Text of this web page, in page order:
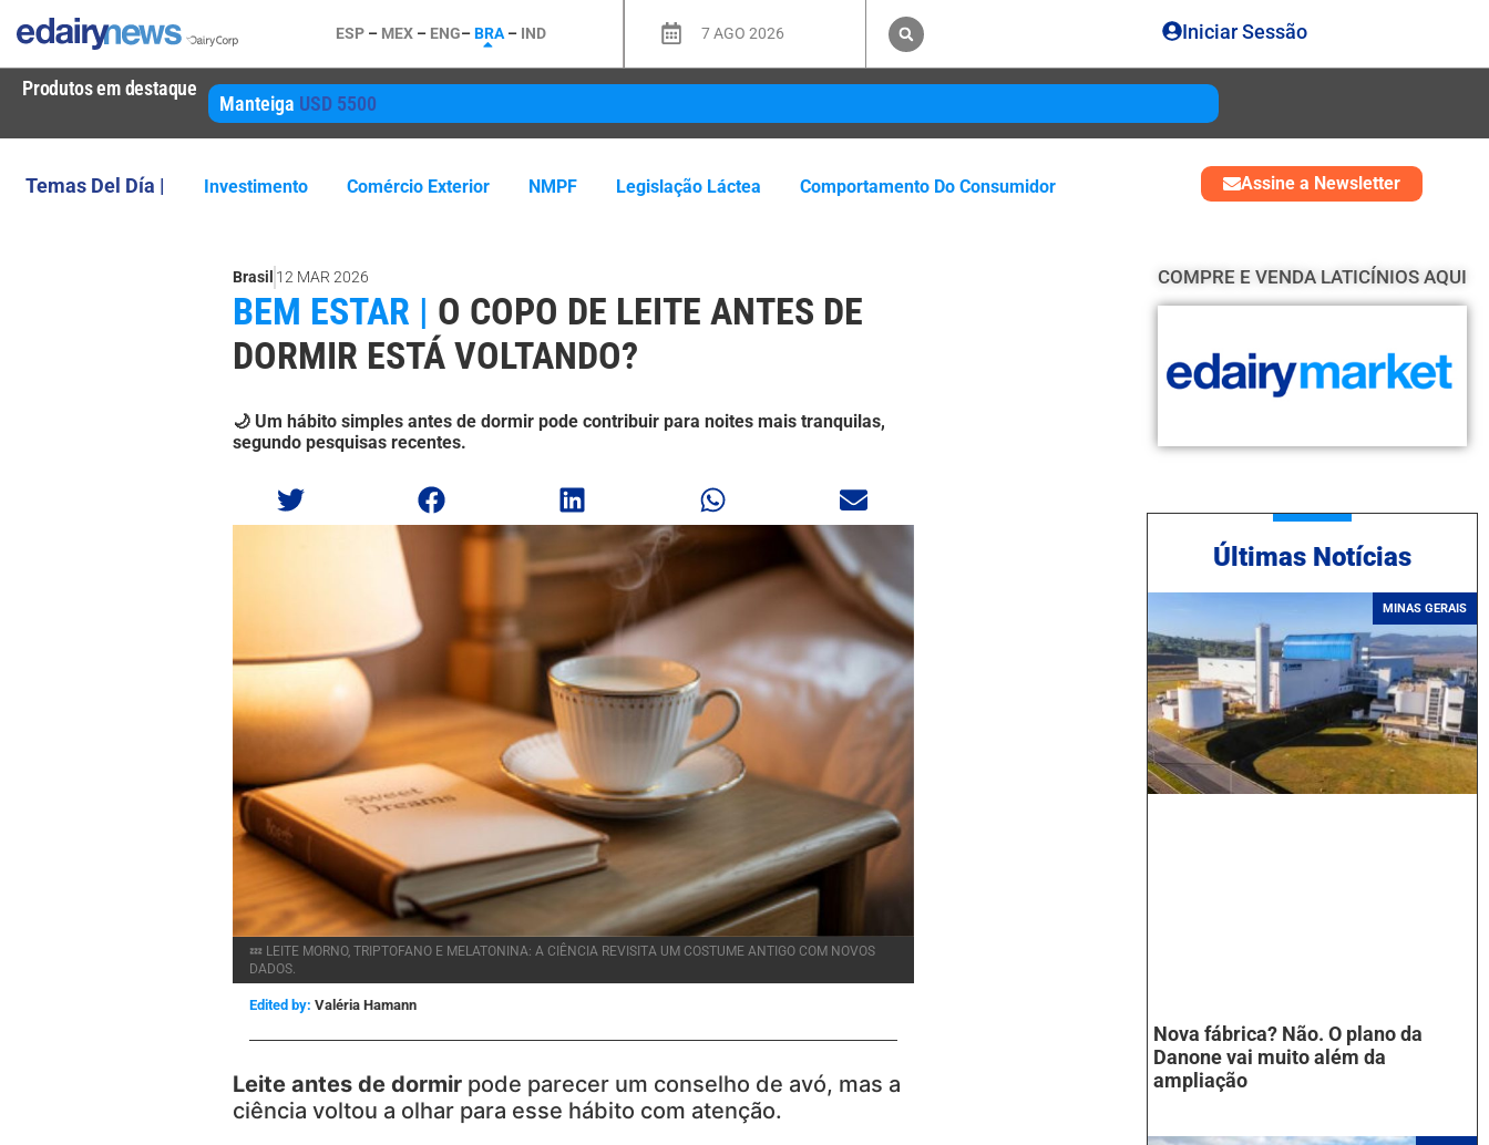
ESP – MEX – ENG–BRA – IND 7 AGO 2026 Iniciar Sessão
Produtos em destaque
Manteiga USD 5500
Temas Del Día | Investimento Comércio Exterior NMPF Legislação Láctea Comportamento Do Consumidor Assine a Newsletter
Brasil 12 MAR 2026
BEM ESTAR | O COPO DE LEITE ANTES DE
DORMIR ESTÁ VOLTANDO?
🌙 Um hábito simples antes de dormir pode contribuir para noites mais tranquilas,
segundo pesquisas recentes.
💤 LEITE MORNO, TRIPTOFANO E MELATONINA: A CIÊNCIA REVISITA UM COSTUME ANTIGO COM NOVOS
DADOS.
Edited by: Valéria Hamann
Leite antes de dormir pode parecer um conselho de avó, mas a
ciência voltou a olhar para esse hábito com atenção.
COMPRE E VENDA LATICÍNIOS AQUI
Ú ltimas Notícias
MINAS GERAIS
Nova fábrica? Não. O plano da
Danone vai muito além da
ampliação